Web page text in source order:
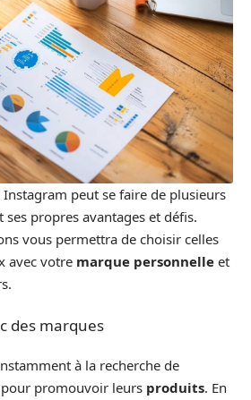
Instagram peut se faire de plusieurs
ses propres avantages et défis.
vous permettra de choisir celles
avec votre marque personnelle et
des marques
à la recherche de
promouvoir leurs produits. En